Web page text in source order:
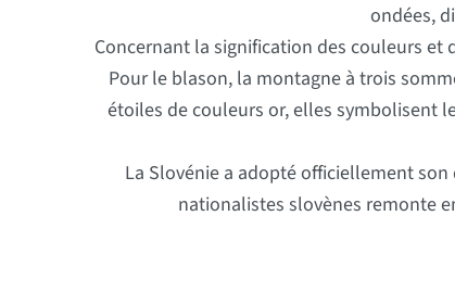
ondées,
Concernant la signification des couleurs et
Pour le blason, la montagne à trois
étoiles de couleurs or, elles symbolisent
La Slovénie a adopté officiellement
nationalistes slovènes remonte